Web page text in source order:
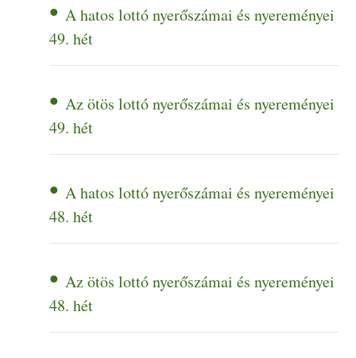
A hatos lottó nyerőszámai és nyereményei
49. hét
Az ötös lottó nyerőszámai és nyereményei
49. hét
A hatos lottó nyerőszámai és nyereményei
48. hét
Az ötös lottó nyerőszámai és nyereményei
48. hét